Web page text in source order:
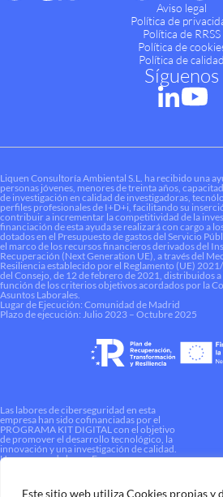
Este sitio web utiliza Cookies propias y
Aviso legal
Política de
Política de RRSS
Política de
Política de calidad
Síguenos
Liquen Consultoría Ambiental S.L. ha recibido una
personas jóvenes, menores de treinta años,
de investigación en calidad de investigadoras,
perfiles profesionales de I+D+i, facilitando su
contribuir a incrementar la competitividad de la
financiación de esta ayuda se realizará con cargo a
dotados en el Presupuesto de gastos del Servicio
el marco de los recursos financieros derivados del
Recuperación (Next Generation UE), a través del
Resiliencia establecido por el Reglamento (UE)
del Consejo, de 12 de febrero de 2021, distribuidos
función de los criterios objetivos acordados por la
Asuntos Laborales.
Lugar de Ejecución: Comunidad de Madrid
Plazo de ejecución: Julio 2023 – Octubre 2025
Las labores de ciberseguridad en esta
empresa han sido cofinanciadas por el
PROGRAMA KIT DIGITAL con el objetivo
de promover el desarrollo tecnológico, la
innovación y una investigación de calidad.
Una manera de hacer Europa